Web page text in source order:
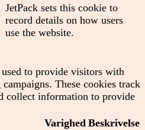
JetPack sets this cookie to
record details on how users
use the website.
to provide visitors with
These cookies track
collect information to provide
Varighed Beskrivelse